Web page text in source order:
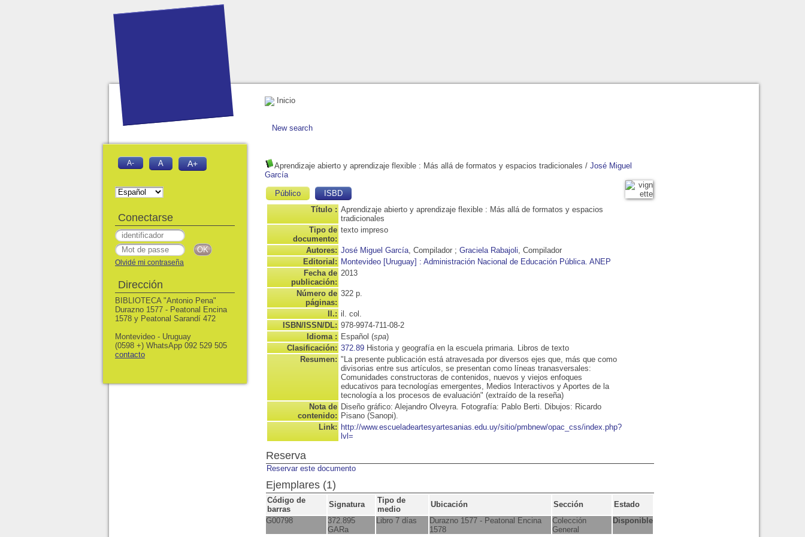
Inicio
New search
Aprendizaje abierto y aprendizaje flexible : Más allá de formatos y espacios tradicionales / José Miguel
García
Público
ISBD
Título : Aprendizaje abierto y aprendizaje flexible : Más allá de formatos y espacios
tradicionales
Tipo de
documento:
texto impreso
Autores: José Miguel García , Compilador ; Graciela Rabajoli , Compilador
Editorial: Montevideo [Uruguay] : Administración Nacional de Educación Pública. ANEP
Fecha de
publicación:
2013
Número de
páginas:
322 p.
Il.: il. col.
ISBN/ISSN/DL: 978-9974-711-08-2
Idioma : Español (spa)
Clasificación: 372.89 Historia y geografía en la escuela primaria. Libros de texto
Resumen: "La presente publicación está atravesada por diversos ejes que, más que como
divisorias entre sus artículos, se presentan como líneas tranasversales:
Comunidades constructoras de contenidos, nuevos y viejos enfoques
educativos para tecnologías emergentes, Medios Interactivos y Aportes de la
tecnología a los procesos de evaluación" (extraído de la reseña)
Nota de
contenido:
Diseño gráfico: Alejandro Olveyra. Fotografía: Pablo Berti. Dibujos: Ricardo
Pisano (Sanopi).
Link: http://www.escueladeartesyartesanias.edu.uy/sitio/pmbnew/opac_css/index.php?
lvl=
Reserva
Reservar este documento
Ejemplares (1)
Código de
barras
Signatura
Tipo de
medio
Ubicación Sección
Estado
G00798
372.895
GARa
Libro 7 días
Durazno 1577 - Peatonal Encina
1578
Colección
General
Disponible
A- A A+
Conectarse
Olvidé mi contraseña
Dirección
BIBLIOTECA "Antonio Pena"
Durazno 1577 - Peatonal Encina
1578 y Peatonal Sarandí 472
Montevideo - Uruguay
(0598 +) WhatsApp 092 529 505
contacto